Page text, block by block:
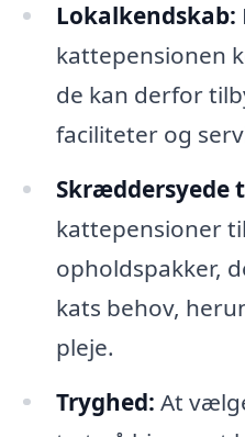
Lokalkendskab:
kattepensionen
de kan derfor
faciliteter og
Skræddersyede
kattepensioner
opholdspakker,
kats behov,
pleje.
Tryghed: At